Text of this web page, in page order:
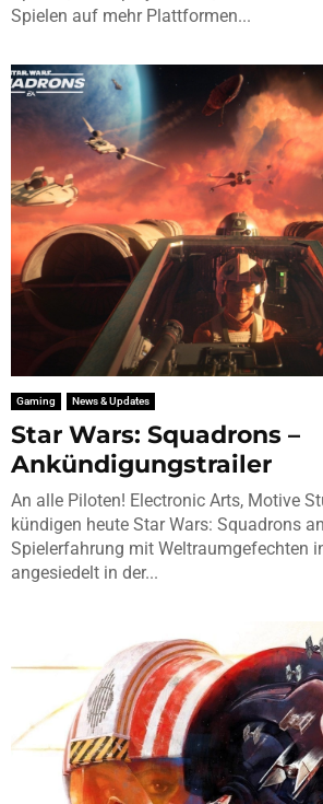
Spielen auf mehr Plattformen...
Gaming News & Updates
Star Wars: Squadrons –
Ankündigungstrailer
An alle Piloten! Electronic Arts, Motive
kündigen heute Star Wars: Squadrons
Spielerfahrung mit Weltraumgefechten
angesiedelt in der...